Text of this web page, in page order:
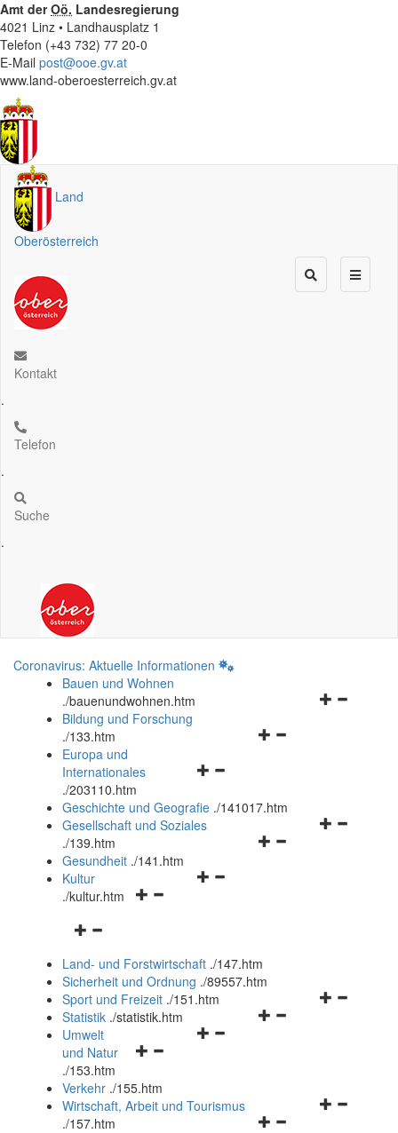
Amt derOö. Landesregierung
4021 Linz • Landhausplatz 1
Telefon (+43 732) 77 20-0
E-Mail post@ooe.gv.at
www.land-oberoesterreich.gv.at
Land
Oberösterreich
Kontakt
.
Telefon
.
Suche
.
Coronavirus: Aktuelle Informationen
Bauen und Wohnen
./bauenundwohnen.htm
Navigationsmenü
Bildung und Forschung
./133.htm
Navigationsmenü
und
schließen
Europa und
Internationales
./203110.htm
Geschichte und Geografie ./141017.htm
Navigationsmenü
Gesellschaft und Soziales
./139.htm
Navigationsmenü
Gesundheit ./141.htm
Navigationsmenü
Kultur
./kultur.htm
Navigationsmenü
und
schließen
Land- und Forstwirtschaft ./147.htm
Sicherheit und Ordnung ./89557.htm
Navigationsmenü
Sport und Freizeit ./151.htm
Navigationsmenü
Statistik ./statistik.htm
Navigationsmenü
und
schließen
Umwelt
und Natur
./153.htm
Verkehr ./155.htm
Navigationsmenü
Wirtschaft, Arbeit und Tourismus
./157.htm